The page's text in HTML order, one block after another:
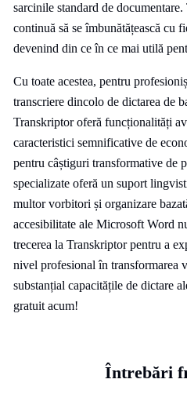
sarcinile standard de
continuă să se îmbunătățească cu
devenind din ce în ce mai utilă
Cu toate acestea, pentru
transcriere dincolo de dictarea de
Transkriptor oferă funcționalități
caracteristici semnificative de
pentru câștiguri transformative de
specializate oferă un suport
multor vorbitori și organizare
accesibilitate ale Microsoft Word
trecerea la Transkriptor pentru a
nivel profesional în transformarea
substanțial capacitățile de dictare
gratuit acum!
Întrebări